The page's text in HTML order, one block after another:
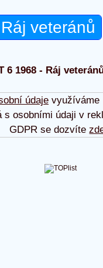
veteránů
6 1968 - Ráj
údajevyužíváme
s osobními údaji v
GDPR se dozvíte